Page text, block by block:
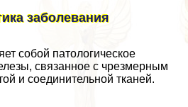
заболевания
собой патологическое
связанное с чрезмерным
и соединительной тканей.